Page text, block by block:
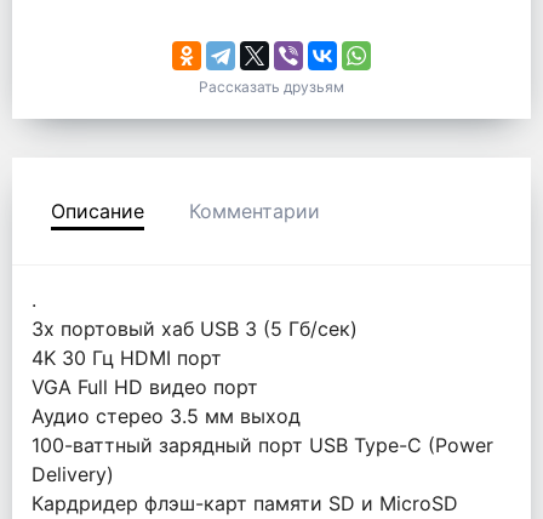
Рассказать друзьям
Описание Комментарии
.
3х портовый хаб USB 3 (5 Гб/сек)
4K 30 Гц HDMI порт
VGA Full HD видео порт
Аудио стерео 3.5 мм выход
100-ваттный зарядный порт USB Type-C (Power
Delivery)
Кардридер флэш-карт памяти SD и MicroSD